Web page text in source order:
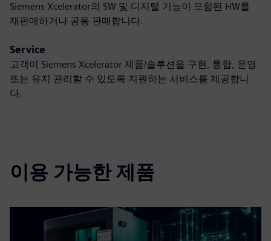
Siemens Xcelerator의 SW 및 디지털 기능이 포함된 HW를
재판매하거나 공동 판매합니다.
Service
고객이 Siemens Xcelerator 제품/솔루션을 구현, 통합, 운영
또는 유지 관리할 수 있도록 지원하는 서비스를 제공합니
다.
이용 가능한 제품